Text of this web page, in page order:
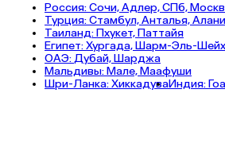
Россия:Сочи,Адлер,СПб,
Турция:Стамбул,Анталья,
Таиланд:Пхукет,Паттайя
Египет:Хургада,Шарм-Эль-Шейх
ОАЭ:Дубай,Шарджа
Мальдивы:Мале,Маафуши
Шри-Ланка:ХиккадуваИндия:Гоа